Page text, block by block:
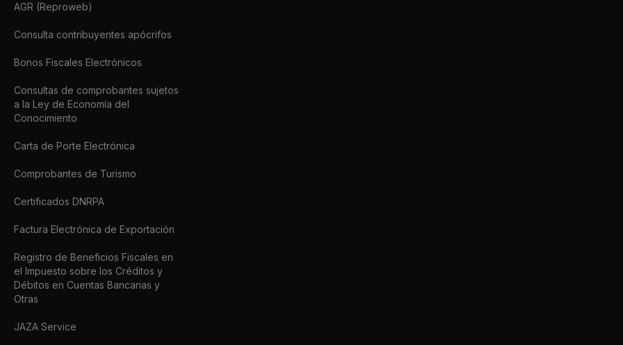
AGR (Reproweb)
Consulta contribuyentes apócrifos
Bonos Fiscales Electrónicos
Consultas de comprobantes sujetos
a la Ley de Economía del
Conocimiento
Carta de Porte Electrónica
Comprobantes de Turismo
Certificados DNRPA
Factura Electrónica de Exportación
Registro de Beneficios Fiscales en
el Impuesto sobre los Créditos y
Débitos en Cuentas Bancarias y
Otras
JAZA Service